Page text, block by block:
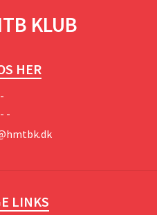
KLUB
HER
-
-
LINKS